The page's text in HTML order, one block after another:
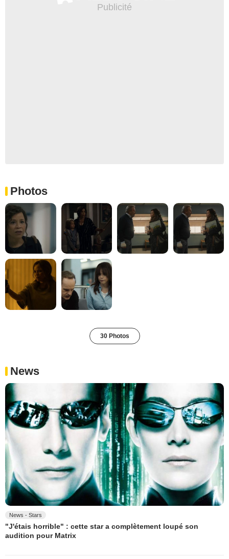
Photos
30 Photos
News
News - Stars
"J'étais horrible" : cette star a complètement loupé son
audition pour Matrix